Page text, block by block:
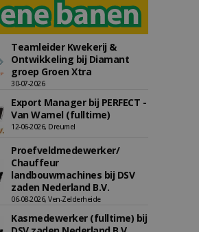
Teamleider Kwekerij &
Ontwikkeling bij Diamant
groep Groen Xtra
30-07-2026
Export Manager bij PERFECT -
Van Wamel (fulltime)
12-06-2026, Dreumel
Proefveldmedewerker/
Chauffeur
landbouwmachines bij DSV
zaden Nederland B.V.
06-08-2026, Ven-Zelderheide
Kasmedewerker (fulltime) bij